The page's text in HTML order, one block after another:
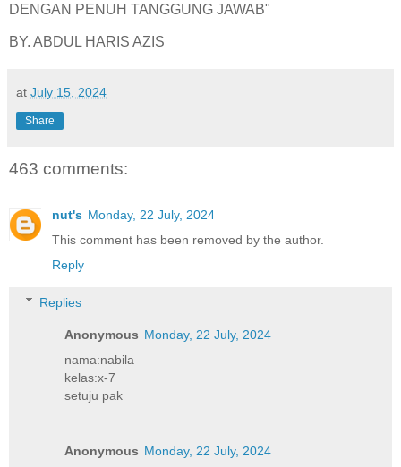
DENGAN PENUH TANGGUNG JAWAB"
BY. ABDUL HARIS AZIS
at July 15, 2024
Share
463 comments:
nut's Monday, 22 July, 2024
This comment has been removed by the author.
Reply
Replies
Anonymous Monday, 22 July, 2024
nama:nabila
kelas:x-7
setuju pak
Anonymous Monday, 22 July, 2024